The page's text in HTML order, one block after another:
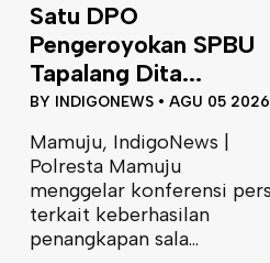
Dinas ESDM Sulbar
Siap Perkuat
Integrasi...
BY INDIGONEWS •JUL 31 2026
Mamuju, IndigoNews |
Kepala Bidang Geologi dan
Air Tanah Dinas Energi dan
Sumber Daya Mineral
(ESDM)...